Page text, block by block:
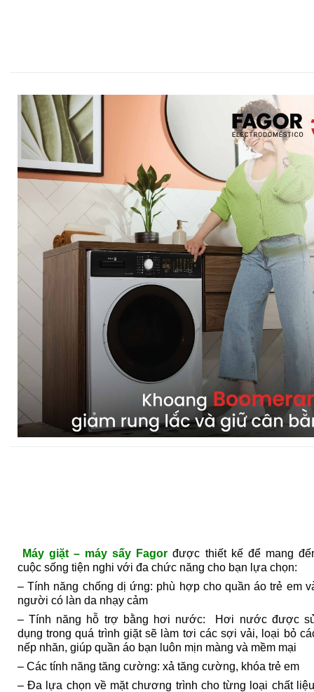
Máy giặt – máy sấy Fagor được thiết kế để mang
cuộc sống tiện nghi với đa chức năng cho bạn lựa chọn:
– Tính năng chống dị ứng: phù hợp cho quần áo trẻ em
người có làn da nhạy cảm
– Tính năng hỗ trợ bằng hơi nước: Hơi nước được
dụng trong quá trình giặt sẽ làm tơi các sợi vải, loại bỏ
nếp nhăn, giúp quần áo bạn luôn mịn màng và mềm mại
– Các tính năng tăng cường: xả tăng cường, khóa trẻ em
– Đa lựa chọn về mặt chương trình cho từng loại chất